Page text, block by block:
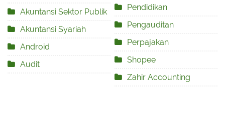
Akuntansi Sektor Publik
Akuntansi Syariah
Android
Audit
Pendidikan
Pengauditan
Perpajakan
Shopee
Zahir Accounting